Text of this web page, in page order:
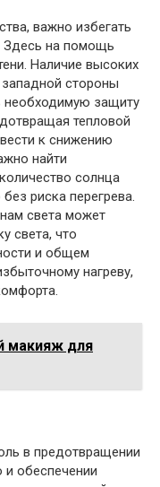
важно избегать
Здесь на помощь
Наличие высоких
западной стороны
необходимую защиту
тепловой
к снижению
найти
солнца
риска перегрева.
света может
света, что
и общем
нагреву,
макияж для
в предотвращении
обеспечении